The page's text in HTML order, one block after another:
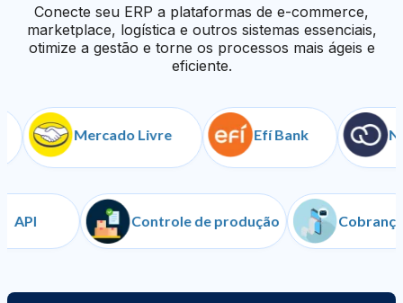
Conecte seu ERP a plataformas de e-commerce,
marketplace, logística e outros sistemas essenciais,
otimize a gestão e torne os processos mais ágeis e
eficiente.
Mercado Livre Efí Bank
Controle de produção